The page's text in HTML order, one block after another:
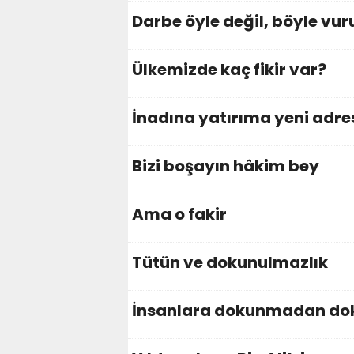
Darbe öyle değil, böyle
Ülkemizde kaç fikir var?
İnadına yatırıma yeni
Bizi boşayın hâkim bey
Ama o fakir
Tütün ve dokunulmazlık
İnsanlara dokunmadan